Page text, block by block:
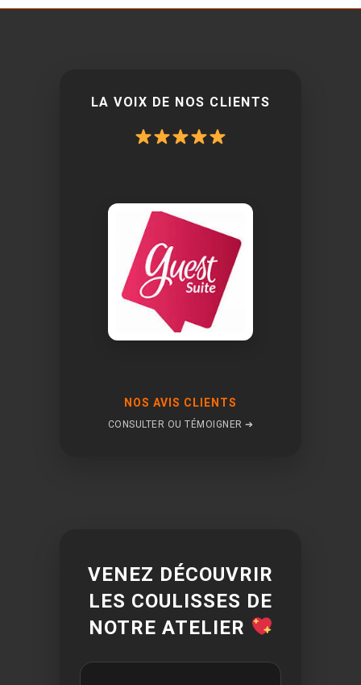
LA VOIX DE NOS CLIENTS
NOS AVIS CLIENTS
CONSULTER OU TÉMOIGNER ➔
VENEZ DÉCOUVRIR
LES COULISSES DE
NOTRE ATELIER